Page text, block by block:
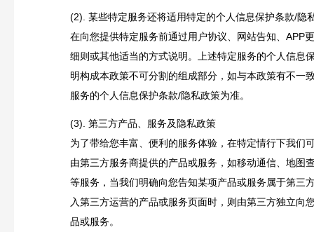
(2). 某些特定服务还将适用特定的个人信息保护条款/隐
在向您提供特定服务前通过用户协议、网站告知、APP
细则或其他适当的方式说明。上述特定服务的个人信息
明构成本政策不可分割的组成部分，如与本政策有不一
服务的个人信息保护条款/隐私政策为准。
(3). 第三方产品、服务及隐私政策
为了带给您丰富、便利的服务体验，在特定情行下我们
由第三方服务商提供的产品或服务，如移动通信、地图
等服务，当我们明确向您告知某项产品或服务属于第三
入第三方运营的产品或服务页面时，则由第三方独立向
品或服务。